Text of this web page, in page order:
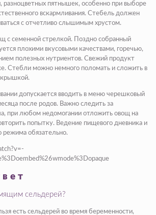
разноцветных пятнышек, особенно при выборе
вскармливания. Стебель должен
с отчетливо слышимым хрустом.
с семенной стрелкой. Поздно собранный
плохими вкусовыми качествами, горечью,
полезных нутриентов. Свежий продукт
Стебли можно немного поломать и сложить в
крышкой.
допускается вводить в меню черешковый
после родов. Важно следить за
при любом недомогании отложить овощ на
попытку. Ведение пищевого дневника и
режима обязательно.
сельдерей?
есть сельдерей во время беременности,